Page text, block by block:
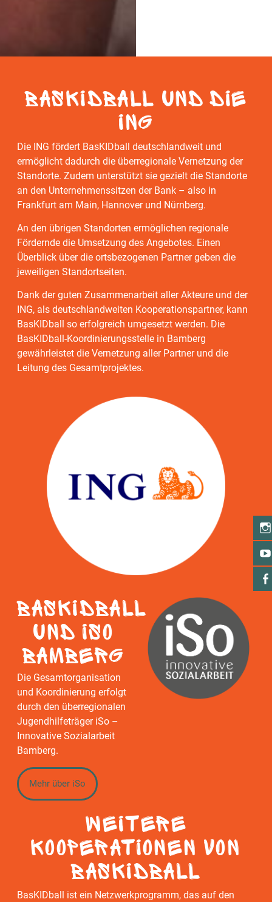
BasKIDball und die
ING
Die ING fördert BasKIDball deutschlandweit und
ermöglicht dadurch die überregionale Vernetzung der
Standorte. Zudem unterstützt sie gezielt die Standorte
an den Unternehmenssitzen der Bank – also in
Frankfurt am Main, Hannover und Nürnberg.
An den übrigen Standorten ermöglichen regionale
Fördernde die Umsetzung des Angebotes. Einen
Überblick über die ortsbezogenen Partner geben die
jeweiligen Standortseiten.
Dank der guten Zusammenarbeit aller Akteure und der
ING, als deutschlandweiten Kooperationspartner, kann
BasKIDball so erfolgreich umgesetzt werden. Die
BasKIDball-Koordinierungsstelle in Bamberg
gewährleistet die Vernetzung aller Partner und die
Leitung des Gesamtprojektes.
BasKIDball
und iSo
Bamberg
Die Gesamtorganisation
und Koordinierung erfolgt
durch den überregionalen
Jugendhilfeträger iSo –
Innovative Sozialarbeit
Bamberg.
Mehr über iSo
weitere
Kooperationen von
BasKIDball
BasKIDball ist ein Netzwerkprogramm, das auf den